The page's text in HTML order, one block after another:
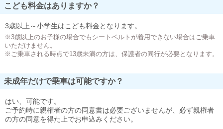
こども料金はありますか？
3歳以上～小学生はこども料金となります。
※3歳以上のお子様の場合でもシートベルトが着用できない場合はご乗車
いただけません。
※ご乗車される時点で13歳未満の方は、保護者の同行が必要となります。
未成年だけで乗車は可能ですか？
はい、可能です。
ご予約時に親権者の方の同意書は必要ございませんが、必ず親権者
の方の同意を得た上でお申込みください。